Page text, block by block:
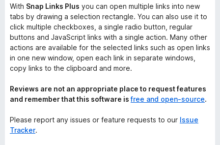
With Snap Links Plus you can open multiple links into new
tabs by drawing a selection rectangle. You can also use it to
click multiple checkboxes, a single radio button, regular
buttons and JavaScript links with a single action. Many other
actions are available for the selected links such as open links
in one new window, open each link in separate windows,
copy links to the clipboard and more.
Reviews are not an appropriate place to request features
and remember that this software isfree and open-source.
Please report any issues or feature requests to our Issue
Tracker.